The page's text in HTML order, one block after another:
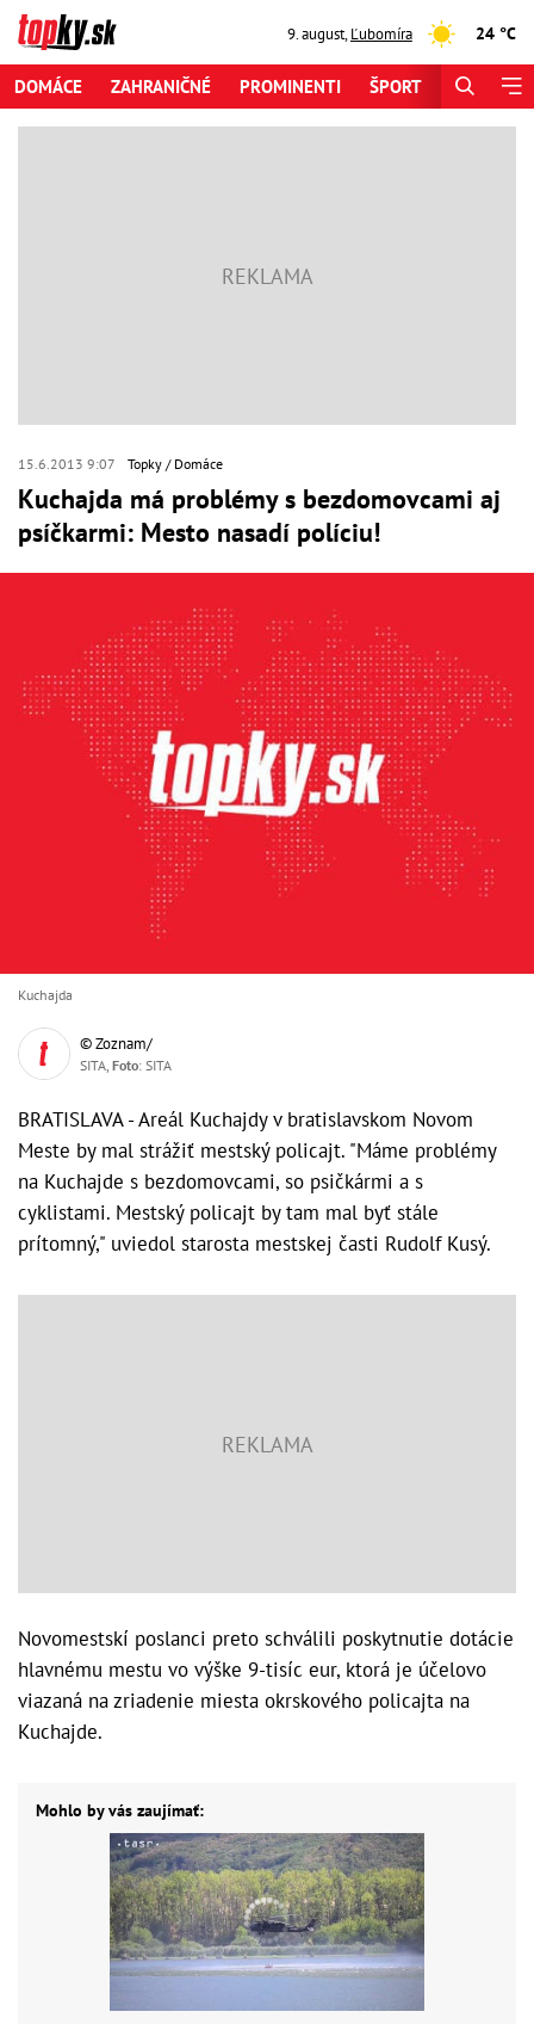
9. august,Ľubomíra 24 °C
DOMÁCE ZAHRANIČNÉ PROMINENTI ŠPORT
15.6.2013 9:07 Topky Domáce
Kuchajda má problémy s bezdomovcami aj
psíčkarmi: Mesto nasadí políciu!
Kuchajda
© Zoznam/
SITA, Foto: SITA
BRATISLAVA - Areál Kuchajdy v bratislavskom Novom
Meste by mal strážiť mestský policajt. "Máme problémy
na Kuchajde s bezdomovcami, so psičkármi a s
cyklistami. Mestský policajt by tam mal byť stále
prítomný," uviedol starosta mestskej časti Rudolf Kusý.
Novomestskí poslanci preto schválili poskytnutie dotácie
hlavnému mestu vo výške 9-tisíc eur, ktorá je účelovo
viazaná na zriadenie miesta okrskového policajta na
Kuchajde.
Mohlo by vás zaujímať: